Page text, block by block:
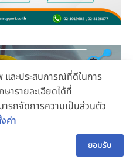
และประสบการณ์ที่ดีในการ
ารายละเอียดได้ที่
ารถจัดการความเป็นส่วนตัว
ค่า
ยอมรับ